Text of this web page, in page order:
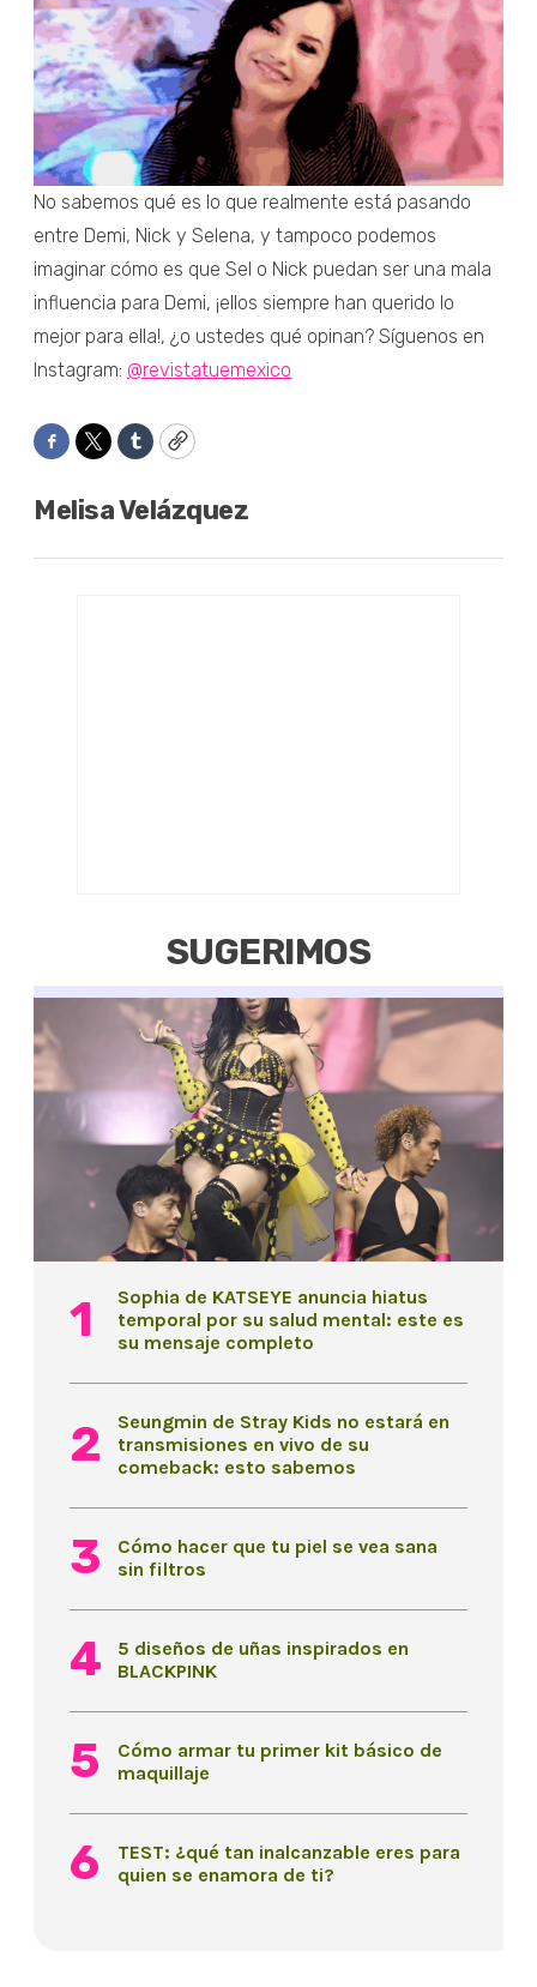
No sabemos qué es lo que realmente está pasando
entre Demi, Nick y Selena, y tampoco podemos
imaginar cómo es que Sel o Nick puedan ser una mala
influencia para Demi, ¡ellos siempre han querido lo
mejor para ella!, ¿o ustedes qué opinan? Síguenos en
Instagram: @revistatuemexico
Facebook
TwitterTumblrCopy
Melisa Velázquez
SUGERIMOS
Sophia de KATSEYE anuncia hiatus
temporal por su salud mental: este es
su mensaje completo
Seungmin de Stray Kids no estará en
transmisiones en vivo de su
comeback: esto sabemos
Cómo hacer que tu piel se vea sana
sin filtros
5 diseños de uñas inspirados en
BLACKPINK
Cómo armar tu primer kit básico de
maquillaje
TEST: ¿qué tan inalcanzable eres para
quien se enamora de ti?